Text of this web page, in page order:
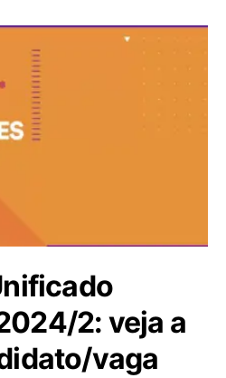
2: veja a
vaga